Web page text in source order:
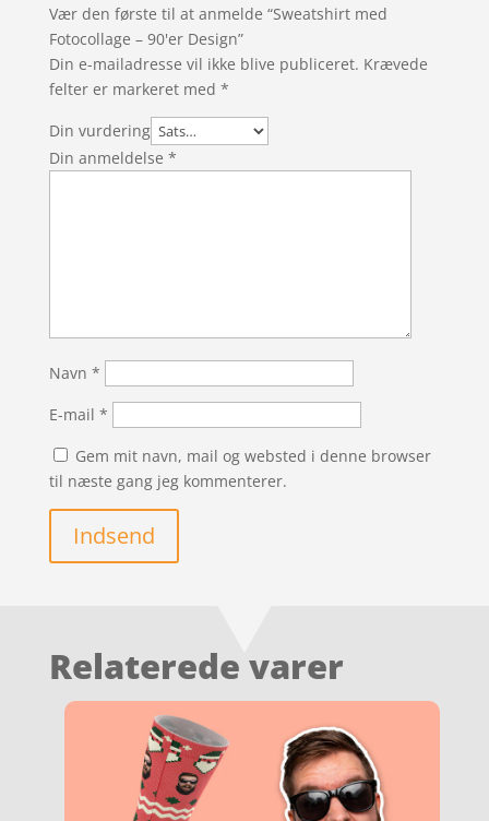
Vær den første til at anmelde “Sweatshirt med
Fotocollage – 90'er Design”
Din e-mailadresse vil ikke blive publiceret. Krævede
felter er markeret med *
Din vurdering
Din anmeldelse *
Navn *
E-mail *
Gem mit navn, mail og websted i denne browser
til næste gang jeg kommenterer.
Indsend
Relaterede varer